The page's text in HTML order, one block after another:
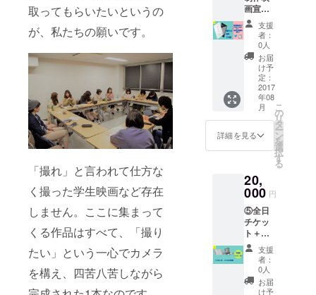
取ってもらいたいというの
が、私たちの願いです。
「撮れ」と言われて仕方な
く撮った学生映画など存在
しません。ここに集まって
くる作品はすべて、「撮り
たい」という一心でカメラ
を構え、四苦八苦しながら
当日ご
来場者
に配布
しま
す）
画宣伝
プラン
EX ★当
日、自
主制作
映画の
フライ
ヤー配
布 (事前
にあな
たの制
作した
映画の
フライ
送付い
ただけ
れば、
当日ご
来場者
に配布
しま
す） ★
東京学
生映画
祭公式
支援
者：
0人
お届
け予
定：
2017
年08
月
詳細を見る
こ
の
リ
タ
ー
ン
を
選
択
す
る
20,
000 円
⑤全日
チケッ
ト＋学
生監督
インタ
ビュー
記事冊
子プラ
支援
者：
0人
お届
け予